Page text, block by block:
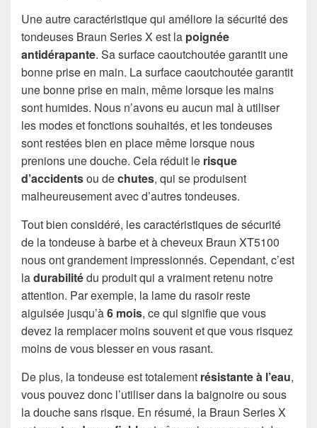
Une autre caractéristique qui améliore la sécurité des
tondeuses Braun Series X est la poignée
antidérapante. Sa surface caoutchoutée garantit une
bonne prise en main. La surface caoutchoutée garantit
une bonne prise en main, même lorsque les mains
sont humides. Nous n’avons eu aucun mal à utiliser
les modes et fonctions souhaités, et les tondeuses
sont restées bien en place même lorsque nous
prenions une douche. Cela réduit le risque
d’accidentsou dechutes, qui se produisent
malheureusement avec d’autres tondeuses.
Tout bien considéré, les caractéristiques de sécurité
de la tondeuse à barbe et à cheveux Braun XT5100
nous ont grandement impressionnés. Cependant, c’est
ladurabilitédu produit qui a vraiment retenu notre
attention. Par exemple, la lame du rasoir reste
aiguisée jusqu’à6 mois, ce qui signifie que vous
devez la remplacer moins souvent et que vous risquez
moins de vous blesser en vous rasant.
De plus, la tondeuse est totalement résistante à l’eau,
vous pouvez donc l’utiliser dans la baignoire ou sous
la douche sans risque. En résumé, la Braun Series X